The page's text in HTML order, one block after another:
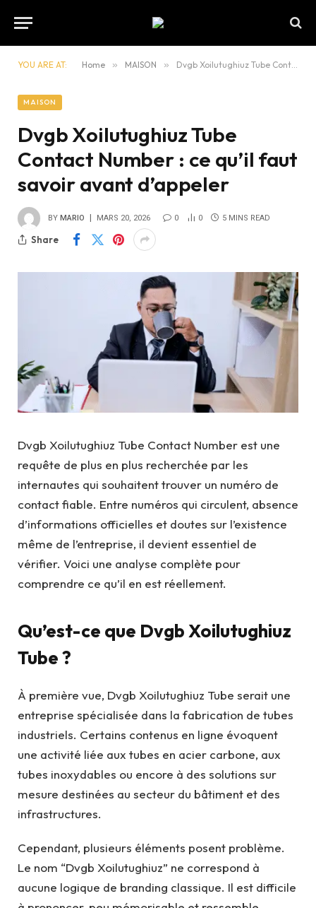
YOU ARE AT: Home » MAISON » Dvgb Xoilutughiuz Tube Contact Number : ce qu’il faut savoir avant d’appeler
MAISON
Dvgb Xoilutughiuz Tube
Contact Number : ce qu’il faut
savoir avant d’appeler
BY MARIO MARS 20, 2026 0 0 5 MINS READ
Share
Dvgb Xoilutughiuz Tube Contact Number est une
requête de plus en plus recherchée par les
internautes qui souhaitent trouver un numéro de
contact fiable. Entre numéros qui circulent, absence
d’informations officielles et doutes sur l’existence
même de l’entreprise, il devient essentiel de
vérifier. Voici une analyse complète pour
comprendre ce qu’il en est réellement.
Qu’est-ce que Dvgb Xoilutughiuz
Tube ?
À première vue, Dvgb Xoilutughiuz Tube serait une
entreprise spécialisée dans la fabrication de tubes
industriels. Certains contenus en ligne évoquent
une activité liée aux tubes en acier carbone, aux
tubes inoxydables ou encore à des solutions sur
mesure destinées au secteur du bâtiment et des
infrastructures.
Cependant, plusieurs éléments posent problème.
Le nom “Dvgb Xoilutughiuz” ne correspond à
aucune logique de branding classique. Il est difficile